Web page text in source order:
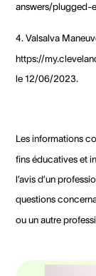
answers/
4. Valsalva
https://
le 12/06/2023.
Les informations
fins éducatives et
l’avis d’un
questions
ou un autre